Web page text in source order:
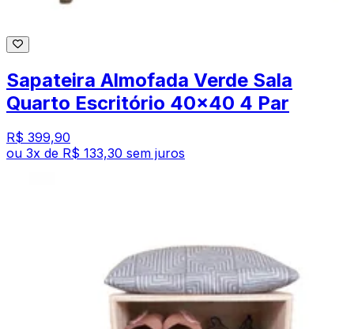
Sapateira Almofada Verde Sala
Quarto Escritório 40x40 4 Par
R$ 399,90
ou 3x de R$ 133,30 sem juros